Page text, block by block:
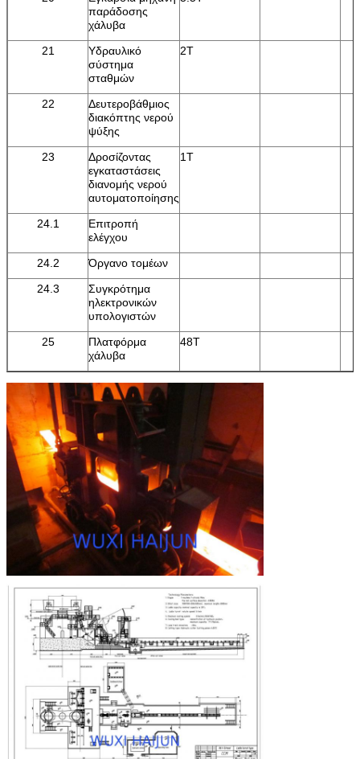
παράδοσης
χάλυβα
21
Υδραυλικό
σύστημα
σταθμών
2T
22
Δευτεροβάθμιος
διακόπτης νερού
ψύξης
23
Δροσίζοντας
εγκαταστάσεις
διανομής νερού
αυτοματοποίησης
1T
24.1
Επιτροπή
ελέγχου
24.2
Όργανο τομέων
24.3
Συγκρότημα
ηλεκτρονικών
υπολογιστών
25
Πλατφόρμα
χάλυβα
48T